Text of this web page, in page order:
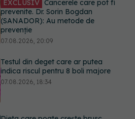
Testul din deget care ar putea
indica riscul pentru 8 boli majore
07.08.2026, 18:34
Dieta care poate crește brusc
colesterolul. Cine este mai expus